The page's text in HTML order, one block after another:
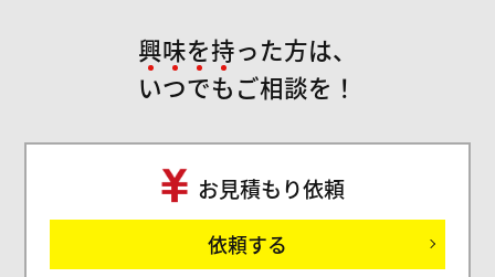
興味を持った方は、
いつでもご相談を！
お見積もり依頼
依頼する